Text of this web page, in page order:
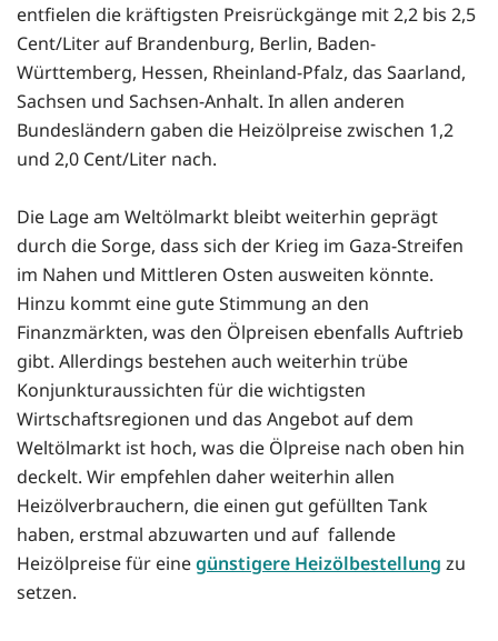
entfielen die kräftigsten Preisrückgänge mit 2,2 bis 2,5
Cent/Liter auf Brandenburg, Berlin, Baden-
Württemberg, Hessen, Rheinland-Pfalz, das Saarland,
Sachsen und Sachsen-Anhalt. In allen anderen
Bundesländern gaben die Heizölpreise zwischen 1,2
und 2,0 Cent/Liter nach.
Die Lage am Weltölmarkt bleibt weiterhin geprägt
durch die Sorge, dass sich der Krieg im Gaza-Streifen
im Nahen und Mittleren Osten ausweiten könnte.
Hinzu kommt eine gute Stimmung an den
Finanzmärkten, was den Ölpreisen ebenfalls Auftrieb
gibt. Allerdings bestehen auch weiterhin trübe
Konjunkturaussichten für die wichtigsten
Wirtschaftsregionen und das Angebot auf dem
Weltölmarkt ist hoch, was die Ölpreise nach oben hin
deckelt. Wir empfehlen daher weiterhin allen
Heizölverbrauchern, die einen gut gefüllten Tank
haben, erstmal abzuwarten und auf fallende
Heizölpreise für einegünstigere Heizölbestellung zu
setzen.